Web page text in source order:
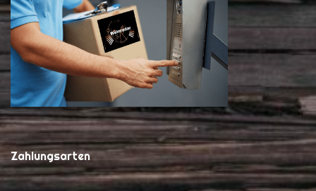
Zahlungsarten